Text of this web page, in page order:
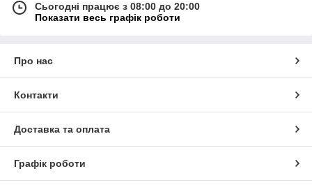
Сьогодні працює з 08:00 до 20:00
Показати весь графік роботи
Про нас
Контакти
Доставка та оплата
Графік роботи